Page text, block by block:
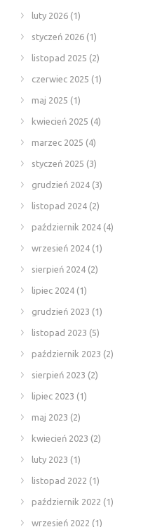
luty 2026 (1)
styczeń 2026 (1)
listopad 2025 (2)
czerwiec 2025 (1)
maj 2025 (1)
kwiecień 2025 (4)
marzec 2025 (4)
styczeń 2025 (3)
grudzień 2024 (3)
listopad 2024 (2)
październik 2024 (4)
wrzesień 2024 (1)
sierpień 2024 (2)
lipiec 2024 (1)
grudzień 2023 (1)
listopad 2023 (5)
październik 2023 (2)
sierpień 2023 (2)
lipiec 2023 (1)
maj 2023 (2)
kwiecień 2023 (2)
luty 2023 (1)
listopad 2022 (1)
październik 2022 (1)
wrzesień 2022 (1)